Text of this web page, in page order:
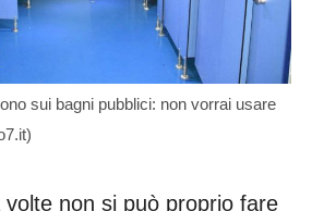
sui bagni pubblici: non vorrai usare
non si può proprio fare